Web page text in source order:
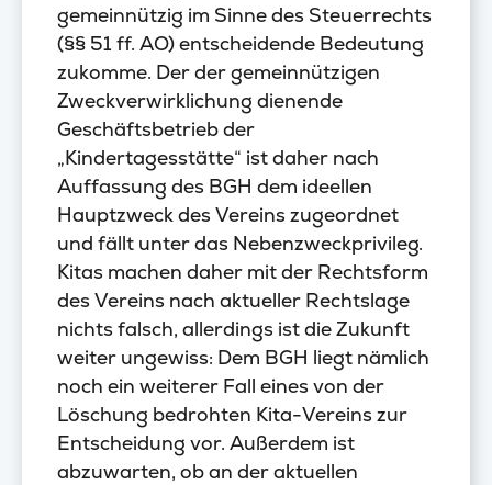
gemeinnützig im Sinne des Steuerrechts
(§§ 51 ff. AO) entscheidende Bedeutung
zukomme. Der der gemeinnützigen
Zweckverwirklichung dienende
Geschäftsbetrieb der
„Kindertagesstätte“ ist daher nach
Auffassung des BGH dem ideellen
Hauptzweck des Vereins zugeordnet
und fällt unter das Nebenzweckprivileg.
Kitas machen daher mit der Rechtsform
des Vereins nach aktueller Rechtslage
nichts falsch, allerdings ist die Zukunft
weiter ungewiss: Dem BGH liegt nämlich
noch ein weiterer Fall eines von der
Löschung bedrohten Kita-Vereins zur
Entscheidung vor. Außerdem ist
abzuwarten, ob an der aktuellen